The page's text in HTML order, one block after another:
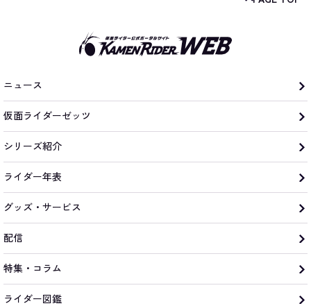
ニュース
仮面ライダーゼッツ
シリーズ紹介
ライダー年表
グッズ・サービス
配信
特集・コラム
ライダー図鑑